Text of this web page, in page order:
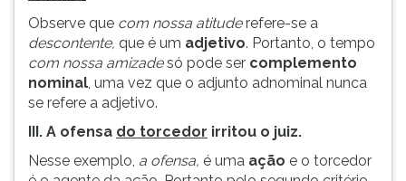
Observe que com nossa atituderefere-se a
descontente, que é um adjetivo. Portanto, o tempo
com nossa amizadesó pode ser complemento
nominal, uma vez que o adjunto adnominal nunca
se refere a adjetivo.
III. A ofensa do torcedor irritou o juiz.
Nesse exemplo, a ofensa, é uma ação e o torcedor